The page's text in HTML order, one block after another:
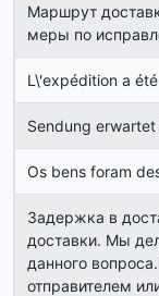
Маршрут
меры по
L\'expédition a
Sendung
Os bens foram
Задержка в
доставки. Мы
данного
отправителем